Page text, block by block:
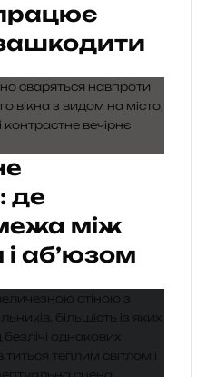
де
між
аб’юзом